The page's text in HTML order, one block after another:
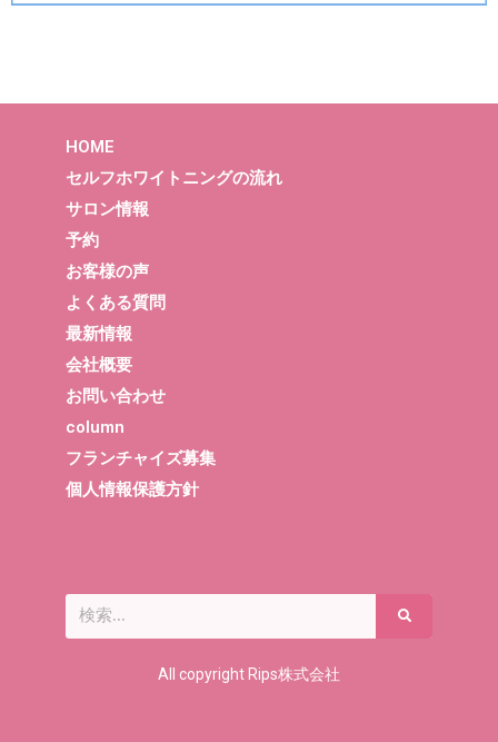
HOME
セルフホワイトニングの流れ
サロン情報
予約
お客様の声
よくある質問
最新情報
会社概要
お問い合わせ
column
フランチャイズ募集
個人情報保護方針
All copyright Rips株式会社